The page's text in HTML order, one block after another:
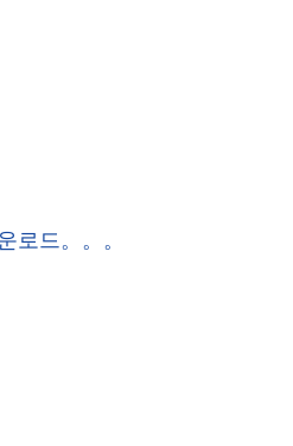
로드。。。